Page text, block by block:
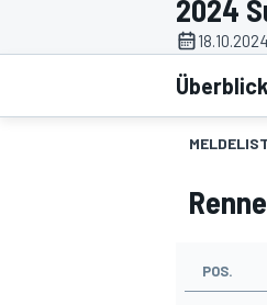
MOTOGP
2024
Überblick
POS.